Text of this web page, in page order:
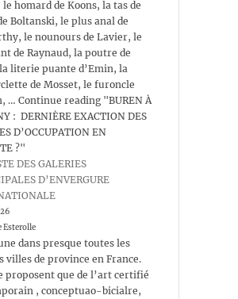
homard de Koons, la tas de
Boltanski, le plus anal de
le nounours de Lavier, le
de Raynaud, la poutre de
literie puante d’Emin, la
de Mosset, le furoncle
… Continue reading "BUREN À
: DERNIÈRE EXACTION DES
D’OCCUPATION EN
?"
DES GALERIES
D’ENVERGURE
Esterolle
dans presque toutes les
villes de province en France.
proposent que de l’art certifié
, conceptuao-bicialre,